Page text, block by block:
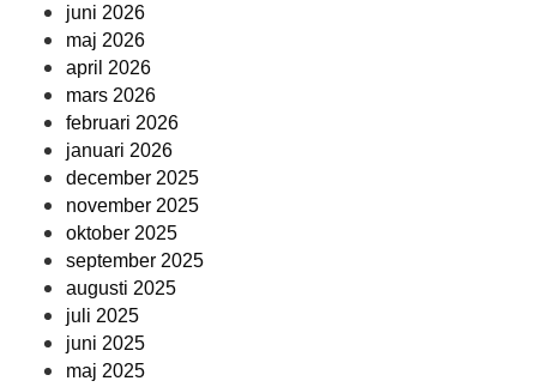
juni 2026
maj 2026
april 2026
mars 2026
februari 2026
januari 2026
december 2025
november 2025
oktober 2025
september 2025
augusti 2025
juli 2025
juni 2025
maj 2025